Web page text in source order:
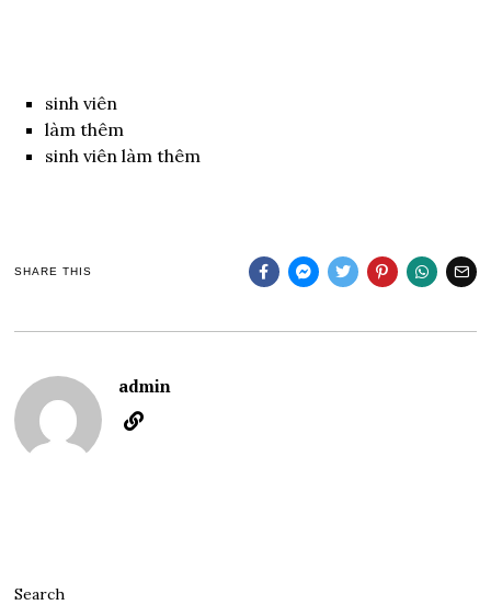
sinh viên
làm thêm
sinh viên làm thêm
SHARE THIS
admin
Search